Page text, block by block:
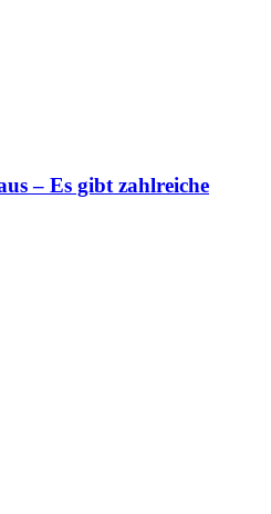
– Es gibt zahlreiche